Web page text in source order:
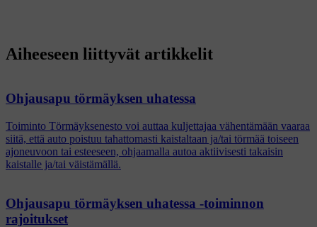
Aiheeseen liittyvät artikkelit
Ohjausapu törmäyksen uhatessa
Toiminto Törmäyksenesto voi auttaa kuljettajaa vähentämään vaaraa
siitä, että auto poistuu tahattomasti kaistaltaan ja/tai törmää toiseen
ajoneuvoon tai esteeseen, ohjaamalla autoa aktiivisesti takaisin
kaistalle ja/tai väistämällä.
Ohjausapu törmäyksen uhatessa -toiminnon
rajoitukset